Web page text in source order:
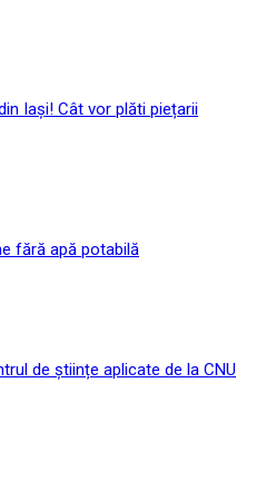
Iași! Cât vor plăti piețarii
fără apă potabilă
de științe aplicate de la CNU